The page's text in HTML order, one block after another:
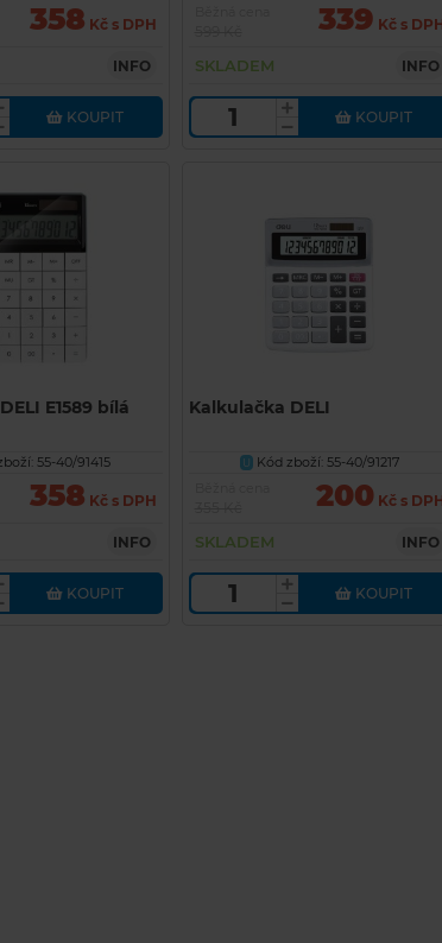
358 Kč s DPH
INFO
KOUPIT
339 Kč s
SKLADEM INFO
KOUPIT
E1589 bílá
55-40/91415
358 Kč s DPH
INFO
KOUPIT
Kalkulačka DELI
U
Kód zboží: 55-40/91217
200 Kč s
SKLADEM INFO
KOUPIT